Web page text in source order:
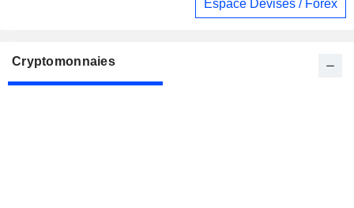
Espace Devises / Forex
Cryptomonnaies